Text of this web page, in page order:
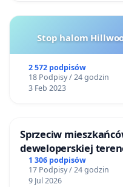
Stop halom
2 572 podpisów
18 Podpisy / 24 godzin
3 Feb 2023
Sprzeciw
deweloperskiej
Bulwarów
1 306 podpisów
17 Podpisy / 24 godzin
9 Jul 2026